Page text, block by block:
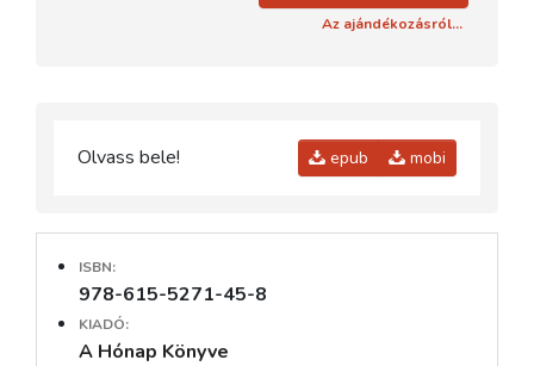
Az ajándékozásról...
Olvass bele! epub mobi
ISBN:
978-615-5271-45-8
KIADÓ:
A Hónap Könyve